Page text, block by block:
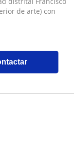
de arte) con